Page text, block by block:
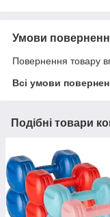
Умови
Повернення товару
Всі умови
Подібні товари